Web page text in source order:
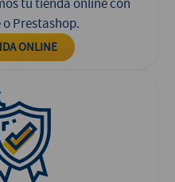
tu tienda online con
Prestashop.
ONLINE